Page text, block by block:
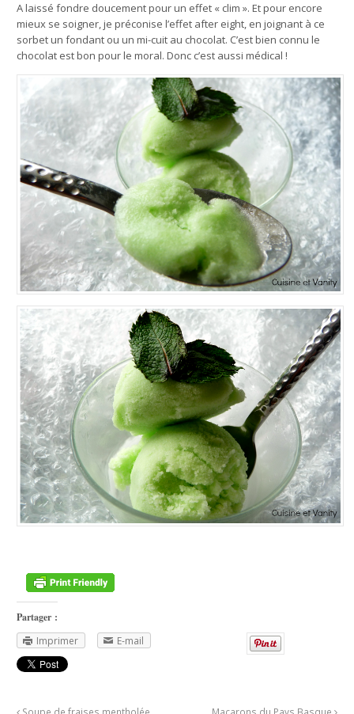
A laissé fondre doucement pour un effet « clim ». Et pour encore
mieux se soigner, je préconise l’effet after eight, en joignant à ce
sorbet un fondant ou un mi-cuit au chocolat. C’est bien connu le
chocolat est bon pour le moral. Donc c’est aussi médical !
Partager :
Imprimer
E-mail
Soupe de fraises mentholée Macarons du Pays Basque